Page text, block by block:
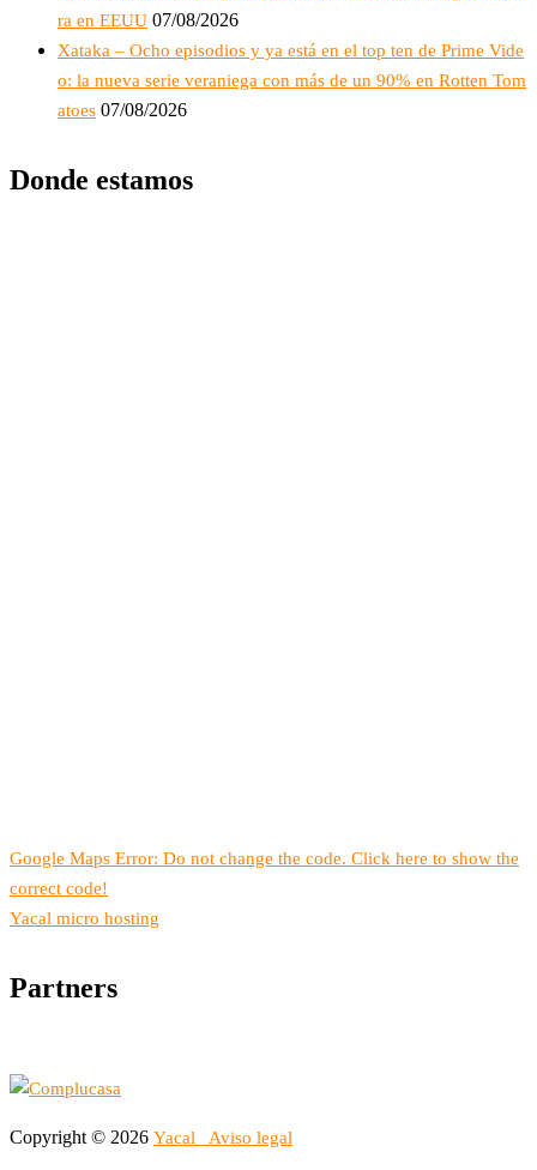
ra en EEUU 07/08/2026
Xataka – Ocho episodios y ya está en el top ten de Prime Vide
o: la nueva serie veraniega con más de un 90% en Rotten Tom
atoes 07/08/2026
Donde estamos
Google Maps Error: Do not change the code. Click here to show the
correct code!
Yacal micro hosting
Partners
Copyright © 2026 Yacal Aviso legal